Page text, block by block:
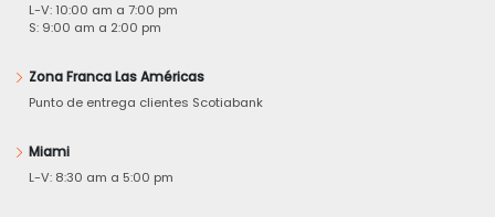
L-V: 10:00 am a 7:00 pm
S: 9:00 am a 2:00 pm
Zona Franca Las Américas
Punto de entrega clientes Scotiabank
Miami
L-V: 8:30 am a 5:00 pm